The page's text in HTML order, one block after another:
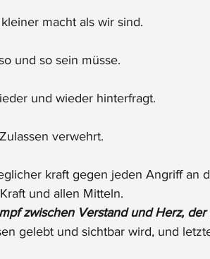
macht als wir sind.
und so sein müsse.
und wieder hinterfragt.
verwehrt.
kraft gegen jeden Angriff an
und allen Mitteln.
zwischen Verstand und Herz,
gelebt und sichtbar wird, und